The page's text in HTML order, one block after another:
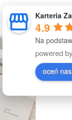
Karteria
4.9
Na
powered by
oceń